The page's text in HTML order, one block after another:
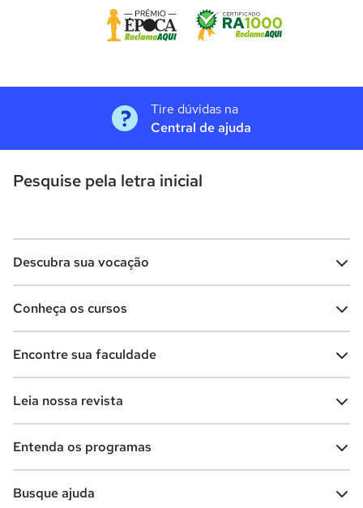
Tire dúvidas na
Central de ajuda
Pesquise pela letra inicial
Descubra sua vocação
Conheça os cursos
Cursos técnicos
Escolas
Encontre sua faculdade
Comunidade Quero
Leia nossa revista
Profissões
Entenda os programas
Busque ajuda